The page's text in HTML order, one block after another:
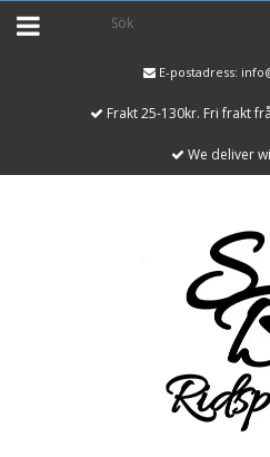
E-postadress:
Frakt 25-130kr. Fri frakt
We deliver